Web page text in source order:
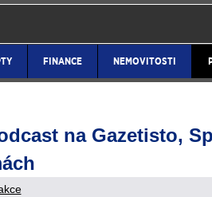
FINANCE NEMOVITOSTI
na Gazetisto,